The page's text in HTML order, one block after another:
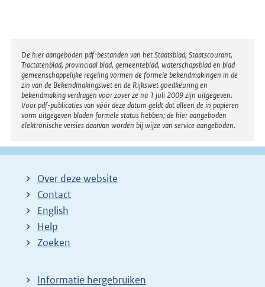
Disclaimer
De hier aangeboden pdf-bestanden van het Staatsblad, Staatscourant,
Tractatenblad, provinciaal blad, gemeenteblad, waterschapsblad en blad
gemeenschappelijke regeling vormen de formele bekendmakingen in de
zin van de Bekendmakingswet en de Rijkswet goedkeuring en
bekendmaking verdragen voor zover ze na 1 juli 2009 zijn uitgegeven.
Voor pdf-publicaties van vóór deze datum geldt dat alleen de in papieren
vorm uitgegeven bladen formele status hebben; de hier aangeboden
elektronische versies daarvan worden bij wijze van service aangeboden.
Over deze website
Contact
English
Help
Zoeken
Informatie hergebruiken